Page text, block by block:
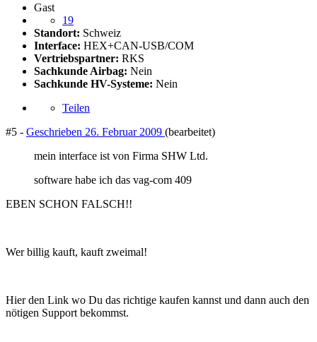
Gast
19
Standort: Schweiz
Interface: HEX+CAN-USB/COM
Vertriebspartner: RKS
Sachkunde Airbag: Nein
Sachkunde HV-Systeme: Nein
Teilen
#5 - Geschrieben 26. Februar 2009 (bearbeitet)
mein interface ist von Firma SHW Ltd.
software habe ich das vag-com 409
EBEN SCHON FALSCH!!
Wer billig kauft, kauft zweimal!
Hier den Link wo Du das richtige kaufen kannst und dann auch den
nötigen Support bekommst.